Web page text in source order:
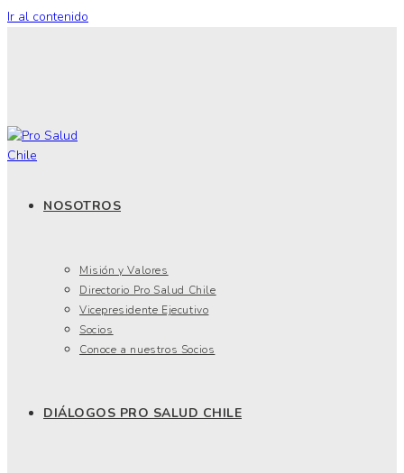
Ir al contenido
NOSOTROS
Misión y Valores
Directorio Pro Salud Chile
Vicepresidente Ejecutivo
Socios
Conoce a nuestros Socios
DIÁLOGOS PRO SALUD CHILE